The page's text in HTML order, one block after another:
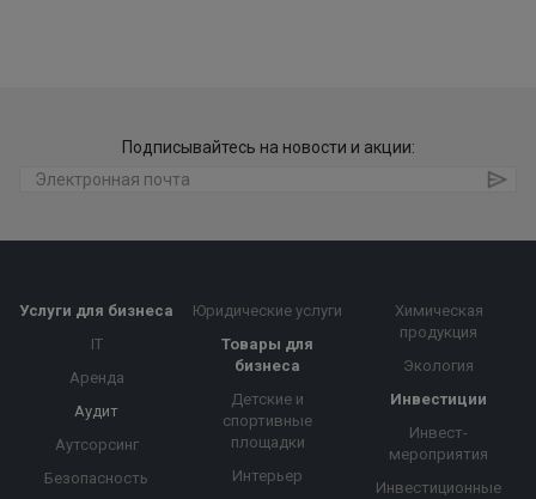
Подписывайтесь на новости и акции:
Услуги для бизнеса
IT
Аренда
Аудит
Аутсорсинг
Безопасность
Юридические услуги
Товары для
бизнеса
Детские и
спортивные
площадки
Интерьер
Химическая
продукция
Экология
Инвестиции
Инвест-
мероприятия
Инвестиционные